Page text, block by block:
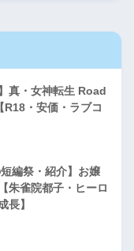
真・女神転生 Road
・安価・ラブコ
編祭・紹介】お嬢
朱雀院都子・ヒーロ
長】